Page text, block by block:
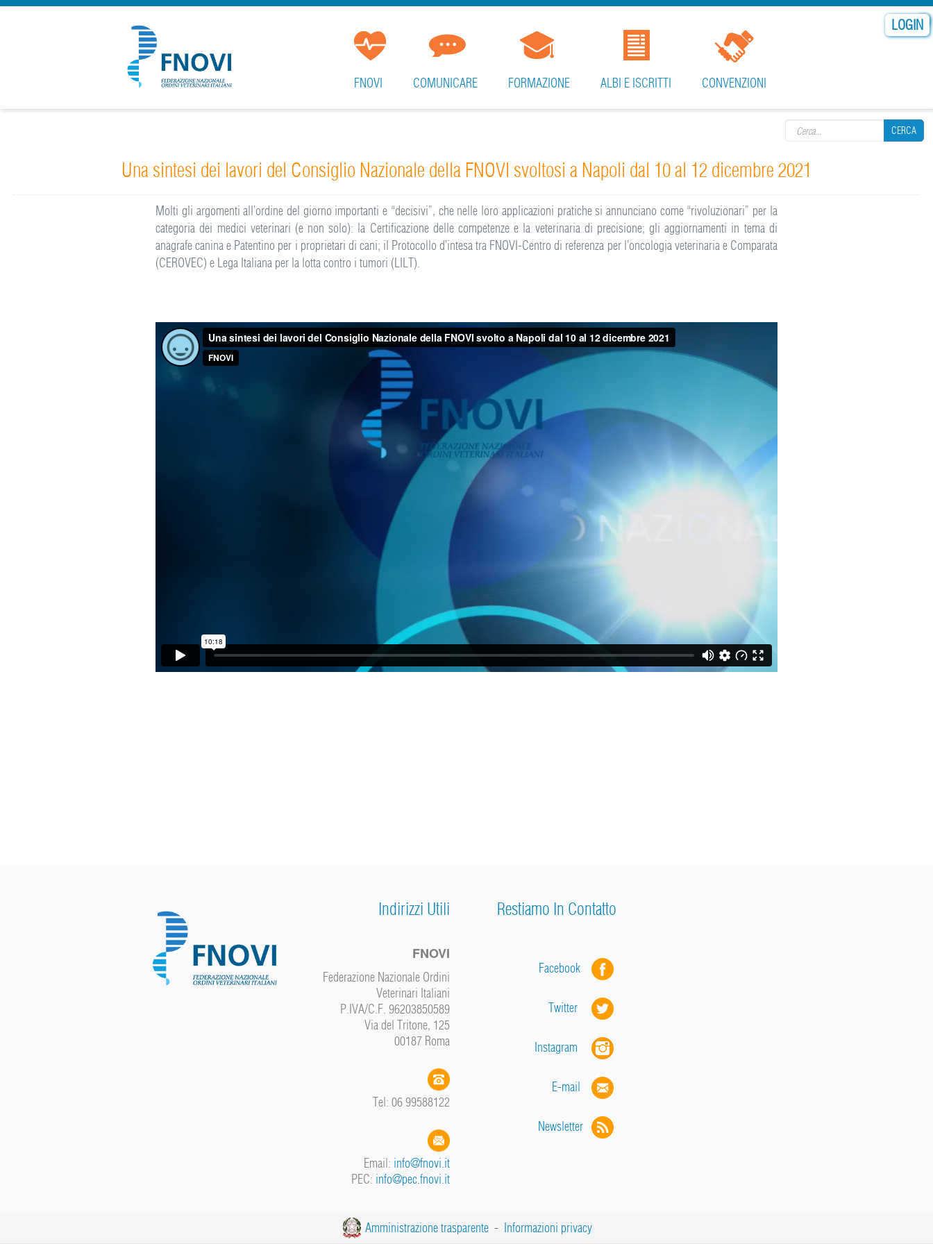
LOGIN
CERCA
FNOVI COMUNICARE FORMAZIONE ALBI E ISCRITTI CONVENZIONI
Una sintesi dei lavori del Consiglio Nazionale della FNOVI svoltosi a Napoli dal 10 al 12 dicembre 2021
Molti gli argomenti all’ordine del giorno importanti e “decisivi”, che nelle loro applicazioni pratiche si annunciano come “rivoluzionari” per la
categoria dei medici veterinari (e non solo): la Certificazione delle competenze e la veterinaria di precisione; gli aggiornamenti in tema di
anagrafe canina e Patentino per i proprietari di cani; il Protocollo d’intesa tra FNOVI-Centro di referenza per l’oncologia veterinaria e Comparata
(CEROVEC) e Lega Italiana per la lotta contro i tumori (LILT).
Indirizzi Utili
FNOVI
Federazione Nazionale Ordini
Veterinari Italiani
P.IVA/C.F. 96203850589
Via del Tritone, 125
00187 Roma
Tel: 06 99588122
Email: info@fnovi.it
PEC: info@pec.fnovi.it
Restiamo In Contatto
Facebook
Twitter
Instagram
E-mail
Newsletter
Amministrazione trasparente- Informazioni privacy